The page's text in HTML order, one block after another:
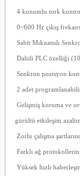
4 konumlu tork
0~600 Hz çıkış
Sabit Mıknatıslı
Dahili PLC özelliği
Senkron pozisyon
2 adet
Gelişmiş koruma ve
gürültü etkileşim
Zorlu çalışma
Farklı ağ
Yüksek hızlı